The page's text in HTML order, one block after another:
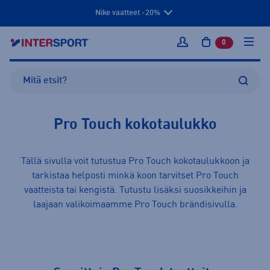
Nike vaatteet -20%
Kirjaudu sisään
0 tuotetta
Pro Touch kokotaulukko
Tällä sivulla voit tutustua Pro Touch kokotaulukkoon ja
tarkistaa helposti minkä koon tarvitset Pro Touch
vaatteista tai kengistä. Tutustu lisäksi suosikkeihin ja
laajaan valikoimaamme Pro Touch brändisivulla.